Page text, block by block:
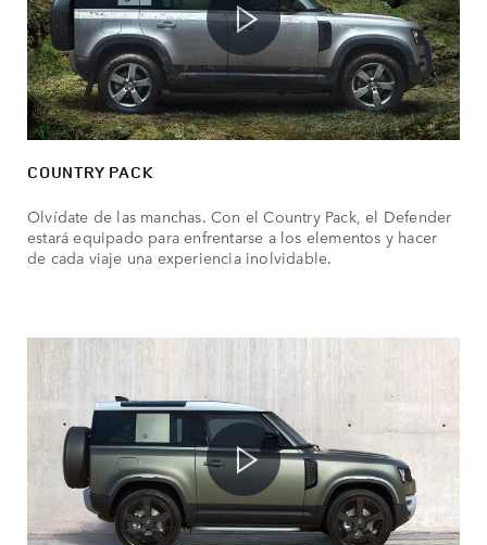
COUNTRY PACK
Olvídate de las manchas. Con el Country Pack, el Defender
estará equipado para enfrentarse a los elementos y hacer
de cada viaje una experiencia inolvidable.